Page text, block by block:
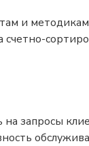
и
запросы